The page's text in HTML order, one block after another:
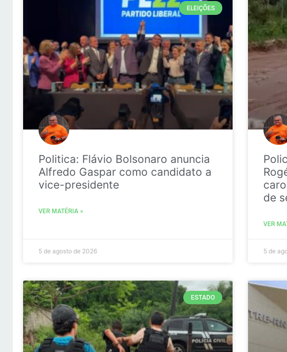
ELEIÇÕES
Politica: Flávio Bolsonaro anuncia
Alfredo Gaspar como candidato a
vice-presidente
VER MATÉRIA »
5 de agosto de 2026
de
VER
5 de
ESTADO